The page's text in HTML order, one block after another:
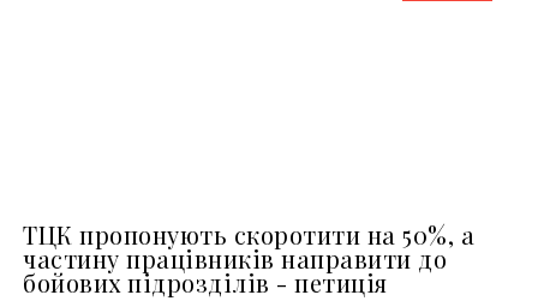
ТЦК пропонують скоротити на 50%, а
частину працівників направити до
бойових підрозділів - петиція